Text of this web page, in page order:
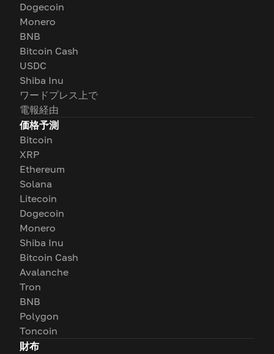
Dogecoin
Monero
BNB
Bitcoin Cash
USDC
Shiba Inu
ワードプレス上で
電報経由
価格予測
Bitcoin
XRP
Ethereum
Solana
Litecoin
Dogecoin
Monero
Shiba Inu
Bitcoin Cash
Avalanche
Tron
BNB
Polygon
Toncoin
財布